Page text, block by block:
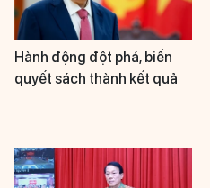
Hành động đột phá, biến
quyết sách thành kết quả